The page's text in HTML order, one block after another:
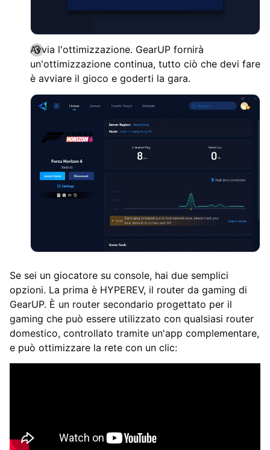
Avvia l'ottimizzazione. GearUP fornirà
un'ottimizzazione continua, tutto ciò che devi fare
è avviare il gioco e goderti la gara.
Se sei un giocatore su console, hai due semplici
opzioni. La prima è HYPEREV, il router da gaming di
GearUP. È un router secondario progettato per il
gaming che può essere utilizzato con qualsiasi router
domestico, controllato tramite un'app complementare,
e può ottimizzare la rete con un clic: